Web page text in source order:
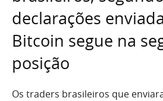
declarações
Bitcoin segue na
posição
Os traders brasileiros que